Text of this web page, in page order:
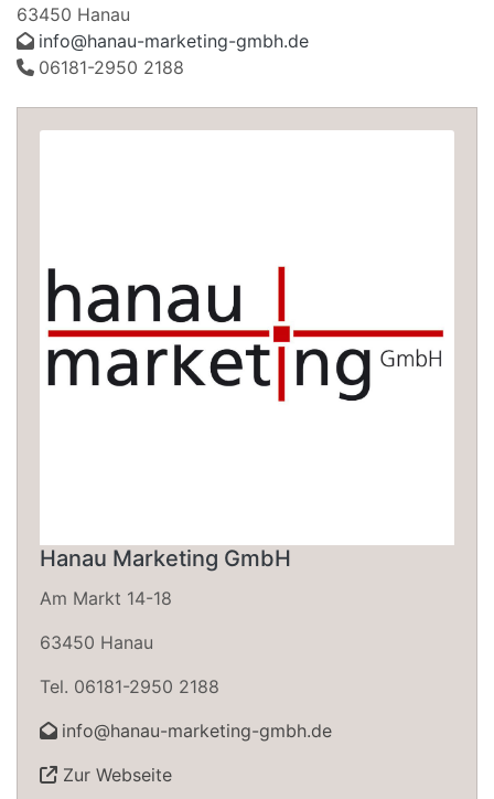
63450 Hanau
info@hanau-marketing-gmbh.de
06181-2950 2188
Hanau Marketing GmbH
Am Markt 14-18
63450 Hanau
Tel. 06181-2950 2188
info@hanau-marketing-gmbh.de
Zur Webseite